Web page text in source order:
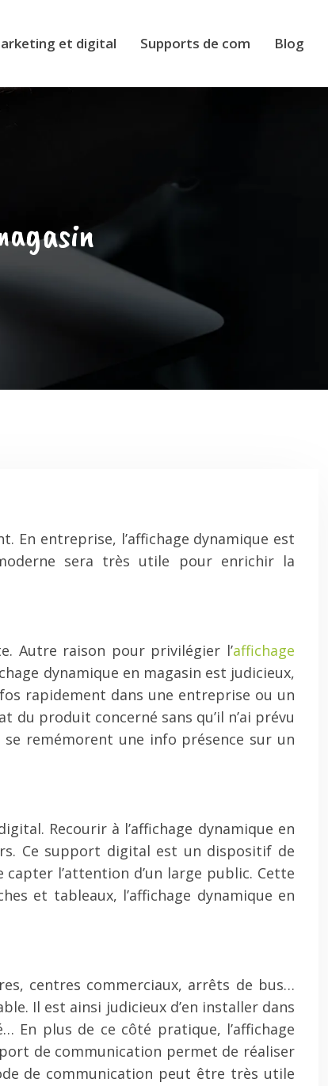
et digital Supports de com Blog
En entreprise, l’affichage dynamique est
sera très utile pour enrichir la
Autre raison pour privilégier l’affichage
dynamique en magasin est judicieux,
rapidement dans une entreprise ou un
du produit concerné sans qu’il n’ai prévu
remémorent une info présence sur un
Recourir à l’affichage dynamique en
Ce support digital est un dispositif de
l’attention d’un large public. Cette
et tableaux, l’affichage dynamique en
centres commerciaux, arrêts de bus…
Il est ainsi judicieux d’en installer dans
En plus de ce côté pratique, l’affichage
de communication permet de réaliser
de communication peut être très utile